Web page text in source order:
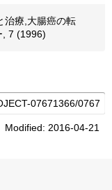
治療,大腸癌の転
, 7 (1996)
2016-04-21